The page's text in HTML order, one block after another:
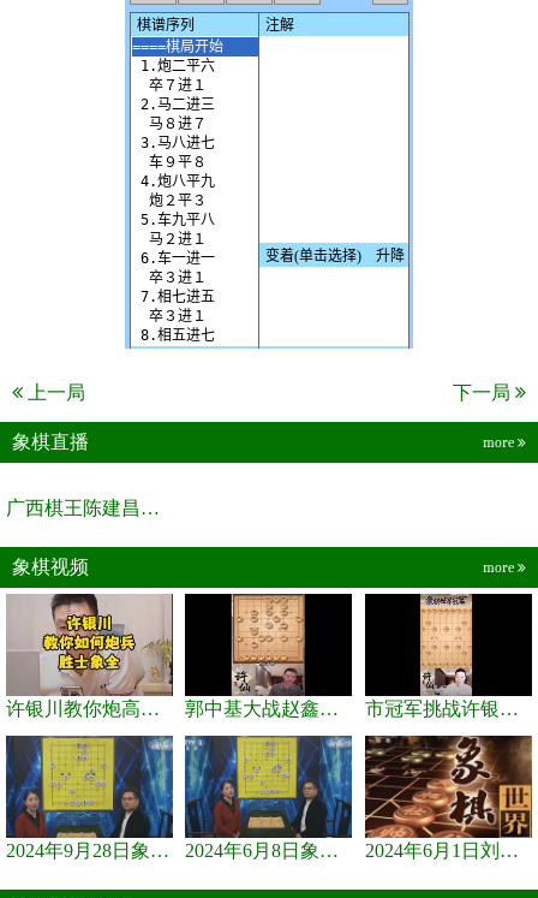
上一局 下一局
象棋直播 more
广西棋王陈建昌直播间
象棋视频 more
许银川教你炮高兵士象全如何赢士象全，简单四步即可 郭中基大战赵鑫鑫，许银川激情讲解 市冠军挑战许银川，急进中兵变化真激烈！
2024年9月28日象棋世界栏目，刘君、蒋川讲解了第九届杨官璘杯象棋... 2024年6月8日象棋世界，刘君、蒋川讲解了第九届杨官璘杯全国象棋... 2024年6月1日刘君、蒋川讲解第三届上海杯象棋大师赛谢靖与李少庚...